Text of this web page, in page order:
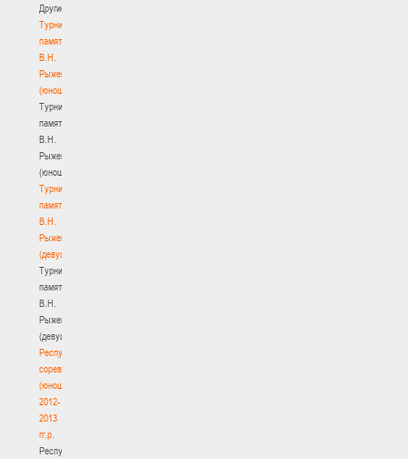
Другие
Турнир
памяти
В.Н.
Рыженкова
(юноши)
Турнир
памяти
В.Н.
Рыженкова
(юноши)
Турнир
памяти
В.Н.
Рыженкова
(девушки)
Турнир
памяти
В.Н.
Рыженкова
(девушки)
Республиканские
соревнования
(юноши)
2012-
2013
гг.р.
Республиканские